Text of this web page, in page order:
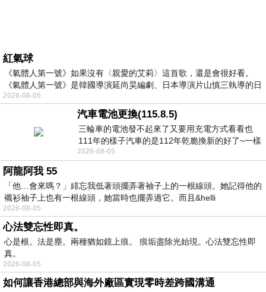
紅氣球
《氣體人第一號》如果沒有〈親愛的艾莉〉這首歌，還是會很好看。
《氣體人第一號》是韓國導演延尚昊編劇、日本導演片山慎三執導的日
2026-08-05
汽車電池更換(115.8.5)
三輪車的電池發不起來了又要用充電方式看看也
111年的樣子汽車的是112年乾脆換新的好了~一樣
在阿炮電池買的漲了一百多塊吧
2026-08-05
阿龍阿我 55
「他…會來嗎？」緋忘我低著頭擺弄著袖子上的一根線頭。她記得他的
襯衫袖子上也有一根線頭，她當時也擺弄過它。而且&helli
2026-08-05
心法雙忘性即真。
心是根。法是塵。兩種猶如鏡上痕。 痕垢盡除光始現。心法雙忘性即
真。
2026-08-05
如何讓香港總部與海外廠區實現零時差跨國溝通